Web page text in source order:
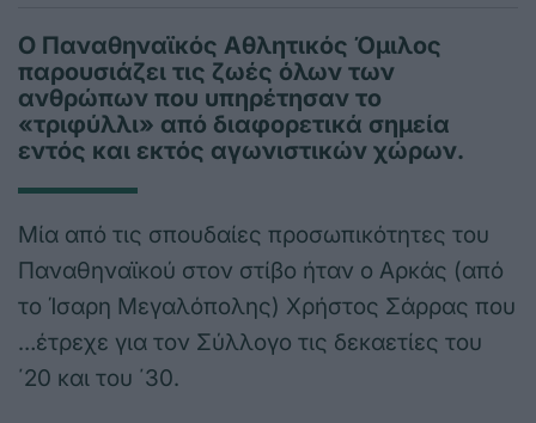
Ο Παναθηναϊκός Αθλητικός Όμιλος
παρουσιάζει τις ζωές όλων των
ανθρώπων που υπηρέτησαν το
«τριφύλλι» από διαφορετικά σημεία
εντός και εκτός αγωνιστικών χώρων.
Μία από τις σπουδαίες προσωπικότητες του
Παναθηναϊκού στον στίβο ήταν ο Αρκάς (από
το Ίσαρη Μεγαλόπολης) Χρήστος Σάρρας που
…έτρεχε για τον Σύλλογο τις δεκαετίες του
΄20 και του ΄30.